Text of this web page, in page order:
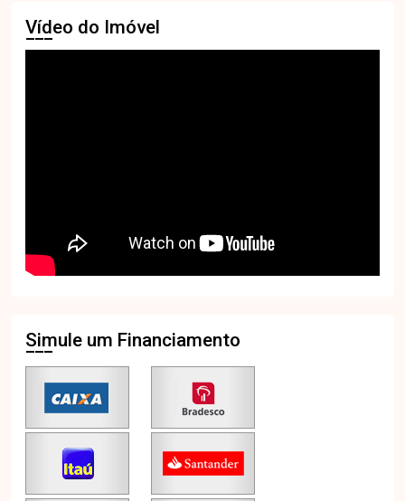
Vídeo do Imóvel
Simule um Financiamento